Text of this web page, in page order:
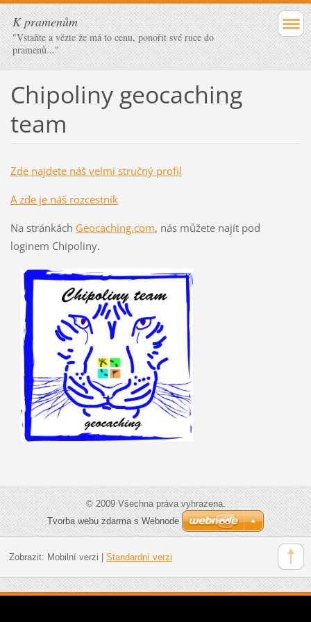
K pramenům
"Vstaňte a vězte že má to cenu, ponořit své ruce do
pramenů..."
Chipoliny geocaching
team
Zde najdete náš velmi stručný profil
A zde je náš rozcestník
Na stránkách Geocaching.com, nás můžete najít pod
loginem Chipoliny.
© 2009 Všechna práva vyhrazena.
Tvorba webu zdarma s Webnode
Zobrazit: Mobilní verzi Standardní verzi